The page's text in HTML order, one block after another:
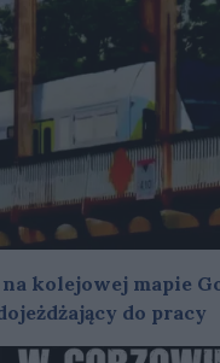
kolejowej mapie
do pracy